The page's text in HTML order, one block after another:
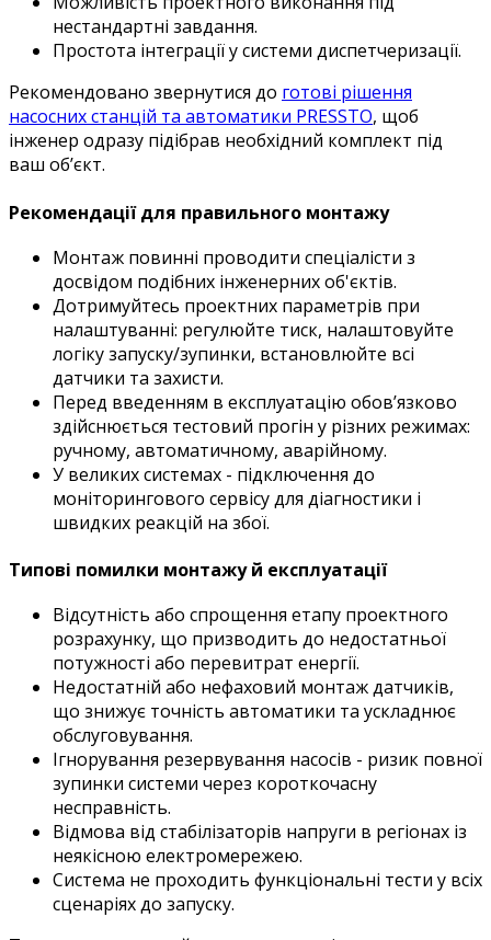
нестандартні завдання.
Простота інтеграції у системи диспетчеризації.
Рекомендовано звернутися до готові рішення
насосних станцій та автоматики PRESSTO, щоб
інженер одразу підібрав необхідний комплект під
ваш об’єкт.
Рекомендації для правильного монтажу
Монтаж повинні проводити спеціалісти з
досвідом подібних інженерних об'єктів.
Дотримуйтесь проектних параметрів при
налаштуванні: регулюйте тиск, налаштовуйте
логіку запуску/зупинки, встановлюйте всі
датчики та захисти.
Перед введенням в експлуатацію обов’язково
здійснюється тестовий прогін у різних режимах:
ручному, автоматичному, аварійному.
У великих системах - підключення до
моніторингового сервісу для діагностики і
швидких реакцій на збої.
Типові помилки монтажу й експлуатації
Відсутність або спрощення етапу проектного
розрахунку, що призводить до недостатньої
потужності або перевитрат енергії.
Недостатній або нефаховий монтаж датчиків,
що знижує точність автоматики та ускладнює
обслуговування.
Ігнорування резервування насосів - ризик повної
зупинки системи через короткочасну
несправність.
Відмова від стабілізаторів напруги в регіонах із
неякісною електромережею.
Система не проходить функціональні тести у всіх
сценаріях до запуску.